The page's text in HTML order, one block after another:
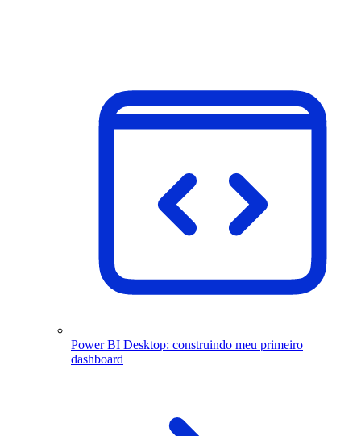
Power BI Desktop: construindo meu primeiro
dashboard